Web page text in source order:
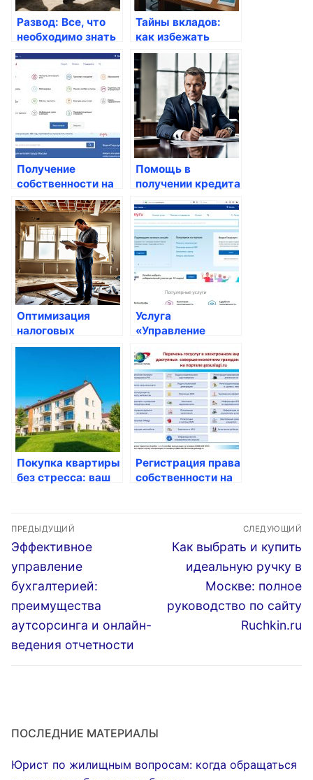
Развод: Все, что
необходимо знать
для успешного
разрешения
ситуации
Тайны вкладов:
как избежать
ошибок при
выборе депозитов
в Банке ДОМ РФ
Получение
собственности на
жилье в России:
все, что вам нужно
знать
Помощь в
получении кредита
без предоплаты:
как и где это
сделать
Оптимизация
налоговых
обязательств
Услуга
«Управление
домом»: как
воспользоваться
Покупка квартиры
без стресса: ваш
Регистрация права
собственности на
Навигация
по
записям
ПРЕДЫДУЩИЙ
Предыдущая
запись:
Эффективное
управление
бухгалтерией:
преимущества
аутсорсинга и онлайн-
ведения отчетности
СЛЕДУЮЩИЙ
Следующая
запись:
Как выбрать и купить
идеальную ручку в
Москве: полное
руководство по сайту
Ruchkin.ru
ПОСЛЕДНИЕ МАТЕРИАЛЫ
Юрист по жилищным вопросам: когда обращаться